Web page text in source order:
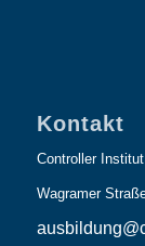
Kontakt
Controller
Wagramer